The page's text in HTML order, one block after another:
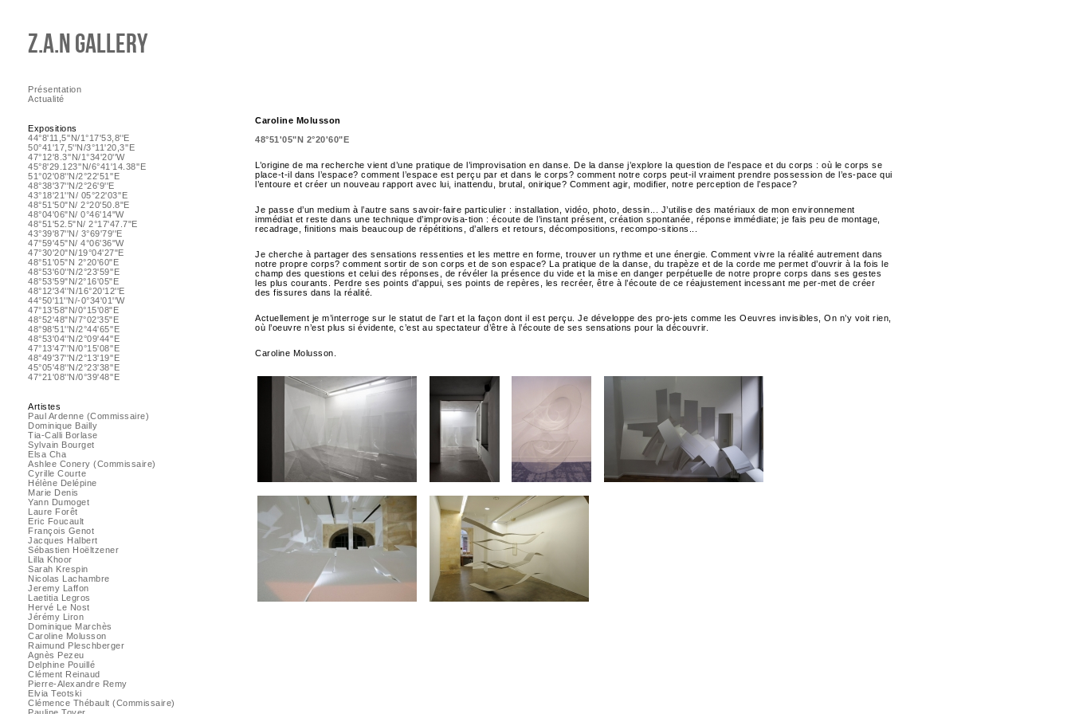
Z.A.N Gallery
Présentation
Actualité
Expositions
44°8'11,5''N/1°17'53,8''E
50°41'17,5''N/3°11'20,3''E
47°12'8.3''N/1°34'20''W
45°8'29.123''N/6°41'14.38''E
51°02'08''N/2°22'51''E
48°38'37''N/2°26'9''E
43°18'21''N/ 05°22'03''E
48°51'50"N/ 2°20'50.8"E
48°04'06"N/ 0°46'14"W
48°51'52.5"N/ 2°17'47.7"E
43°39'87''N/ 3°69'79''E
47°59'45"N/ 4°06'36"W
47°30'20"N/19°04'27"E
48°51'05"N 2°20'60"E
48°53'60''N/2°23'59''E
48°53'59"N/2°16'05"E
48°12'34''N/16°20'12''E
44°50'11''N/-0°34'01''W
47°13'58"N/0°15'08"E
48°52'48"N/7°02'35"E
48°98'51''N/2°44'65''E
48°53'04''N/2°09'44''E
47°13'47''N/0°15'08''E
48°49'37''N/2°13'19''E
45°05'48''N/2°23'38''E
47°21'08''N/0°39'48''E
Artistes
Paul Ardenne (Commissaire)
Dominique Bailly
Tia-Calli Borlase
Sylvain Bourget
Elsa Cha
Ashlee Conery (Commissaire)
Cyrille Courte
Hélène Delépine
Marie Denis
Yann Dumoget
Laure Forêt
Eric Foucault
François Genot
Jacques Halbert
Sébastien Hoëltzener
Lilla Khoor
Sarah Krespin
Nicolas Lachambre
Jeremy Laffon
Laetitia Legros
Hervé Le Nost
Jérémy Liron
Dominique Marchès
Caroline Molusson
Raimund Pleschberger
Agnès Pezeu
Delphine Pouillé
Clément Reinaud
Pierre-Alexandre Remy
Elvia Teotski
Clémence Thébault (Commissaire)
Caroline Molusson
48°51'05"N 2°20'60"E
L’origine de ma recherche vient d’une pratique de l’improvisation en danse. De la danse j’explore la question de l’espace et du corps : où le corps se
place-t-il dans l’espace? comment l’espace est perçu par et dans le corps? comment notre corps peut-il vraiment prendre possession de l’es-pace qui
l’entoure et créer un nouveau rapport avec lui, inattendu, brutal, onirique? Comment agir, modifier, notre perception de l’espace?
Je passe d’un medium à l’autre sans savoir-faire particulier : installation, vidéo, photo, dessin... J’utilise des matériaux de mon environnement
immédiat et reste dans une technique d’improvisa-tion : écoute de l’instant présent, création spontanée, réponse immédiate; je fais peu de montage,
recadrage, finitions mais beaucoup de répétitions, d’allers et retours, décompositions, recompo-sitions...
Je cherche à partager des sensations ressenties et les mettre en forme, trouver un rythme et une énergie. Comment vivre la réalité autrement dans
notre propre corps? comment sortir de son corps et de son espace? La pratique de la danse, du trapèze et de la corde me permet d’ouvrir à la fois le
champ des questions et celui des réponses, de révéler la présence du vide et la mise en danger perpétuelle de notre propre corps dans ses gestes
les plus courants. Perdre ses points d’appui, ses points de repères, les recréer, être à l’écoute de ce réajustement incessant me per-met de créer
des fissures dans la réalité.
Actuellement je m’interroge sur le statut de l’art et la façon dont il est perçu. Je développe des pro-jets comme les Oeuvres invisibles, On n’y voit rien,
où l’oeuvre n’est plus si évidente, c’est au spectateur d’être à l’écoute de ses sensations pour la découvrir.
Caroline Molusson.